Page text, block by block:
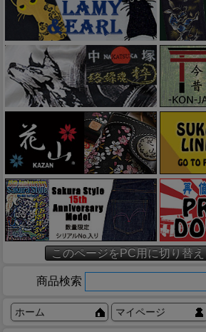
このページをPC用に切り替え
商品検索
ホーム マイページ